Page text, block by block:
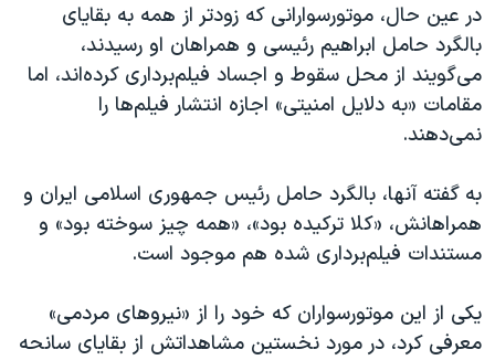
در عین حال، موتورسوارانی که زودتر از همه به بقایای
بالگرد حامل ابراهیم رئیسی و همراهان او رسیدند،
می‌گویند از محل سقوط و اجساد فیلم‌برداری کرده‌اند، اما
مقامات «به دلایل امنیتی» اجازه انتشار فیلم‌ها را
نمی‌دهند.
به گفته آنها، بالگرد حامل رئیس جمهوری اسلامی ایران و
همراهانش، «کلا ترکیده بود»، «همه چیز سوخته بود» و
مستندات فیلم‌برداری شده هم موجود است.
یکی از این موتورسواران که خود را از «نیروهای مردمی»
معرفی کرد، در مورد نخستین مشاهداتش از بقایای سانحه